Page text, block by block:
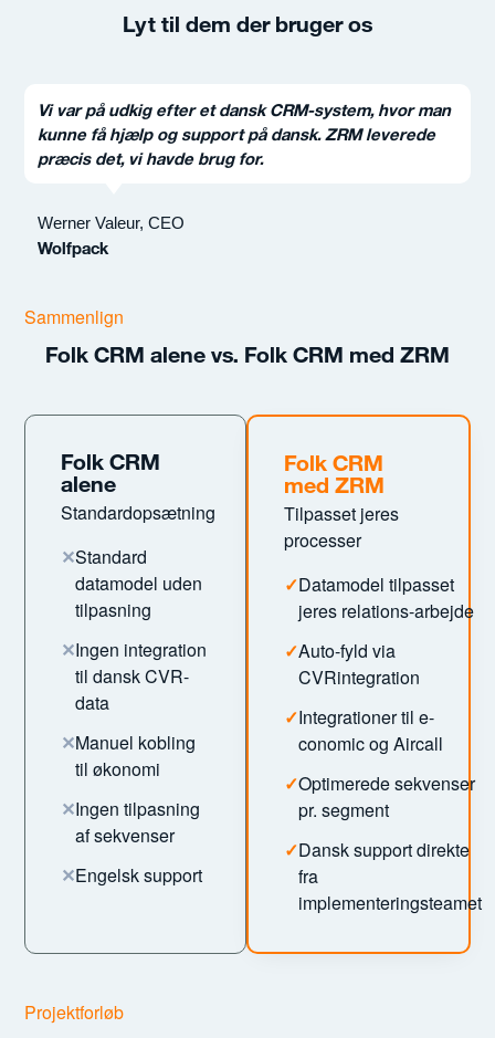
Lyt til dem der bruger os
Vi var på udkig efter et dansk CRM-system, hvor man
kunne få hjælp og support på dansk. ZRM leverede
præcis det, vi havde brug for.
Werner Valeur, CEO
Wolfpack
Sammenlign
Folk CRM alene vs. Folk CRM med ZRM
Folk CRM
alene
Standardopsætning
✕Standard
datamodel uden
tilpasning
✕Ingen integration
til dansk CVR-
data
✕Manuel kobling
til økonomi
✕Ingen tilpasning
af sekvenser
✕Engelsk support
Folk CRM
med ZRM
Tilpasset jeres
processer
✓Datamodel tilpasset
jeres relations-arbejde
✓Auto-fyld via
CVRintegration
✓Integrationer til e-
conomic og Aircall
✓Optimerede sekvenser
pr. segment
✓Dansk support direkte
fra
implementeringsteamet
Projektforløb